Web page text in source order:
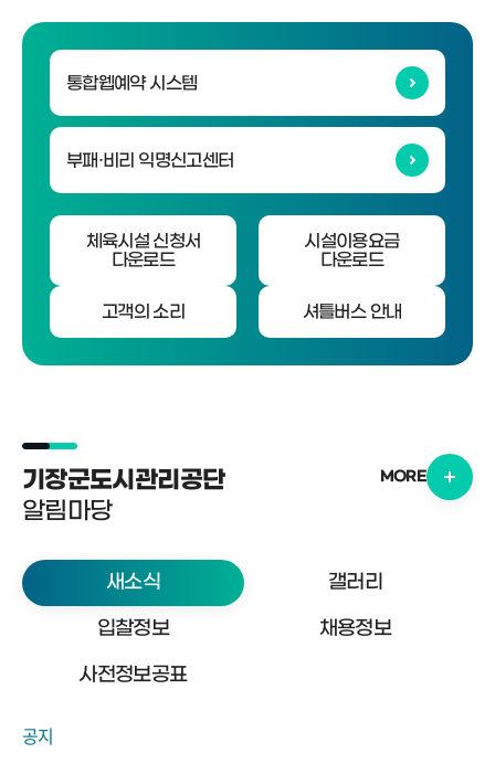
통합웹예약 시스템
부패·비리 익명신고센터
체육시설 신청서
다운로드
시설이용요금
다운로드
고객의 소리 셔틀버스 안내
기장군도시관리공단
알림마당
새소식
갤러리
입찰정보
채용정보
사전정보공표
공지
MORE